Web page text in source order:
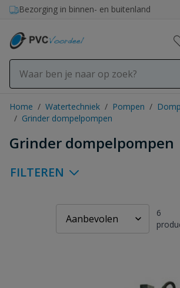
Ga naar de inhoud
Bezorging in binnen- en buitenland
Home / Watertechniek / Pompen /
/ Grinder dompelpompen
Grinder dompelpompen
FILTEREN
6